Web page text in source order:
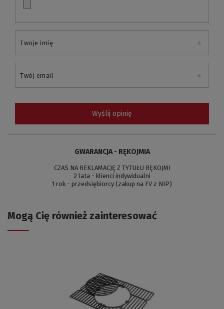
Twoje imię
Twój email
Wyślij opinię
GWARANCJA - RĘKOJMIA
CZAS NA REKLAMACJĘ Z TYTUŁU RĘKOJMI
2 lata - klienci indywidualni
1 rok - przedsiębiorcy (zakup na FV z NIP)
Mogą Cię również zainteresować